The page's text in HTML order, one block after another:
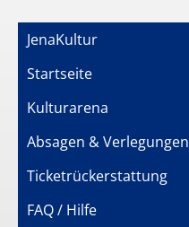
JenaKultur
Startseite
Kulturarena
Absagen & Verlegungen
Ticketrückerstattung
FAQ / Hilfe